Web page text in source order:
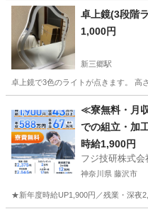
卓上鏡(3段階
1,000円
新三郷駅
卓上鏡で3色のライトが点きます。 高
新三郷駅 ミ
≪寮無料・月
での組立・加
時給1,900円
フジ技研株式
神奈川県 藤沢市
★新年度時給UP1,900円／残業・深夜